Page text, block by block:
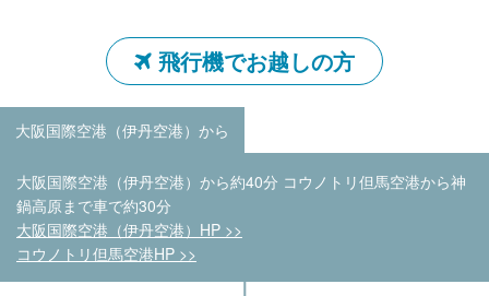
飛行機でお越しの方
大阪国際空港（伊丹空港）から
大阪国際空港（伊丹空港）から約40分 コウノトリ但馬空港から神
鍋高原まで車で約30分
大阪国際空港（伊丹空港）HP >>
コウノトリ但馬空港HP >>